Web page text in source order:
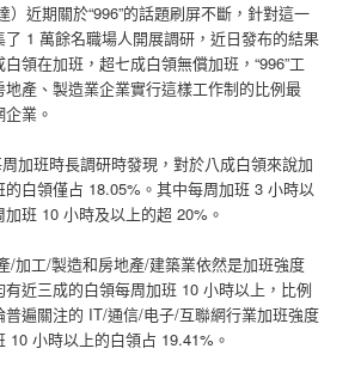
）近期關於“996”的話題刷屏不斷，針對這一
1 萬餘名職場人開展調研，近日發布的結果
領在加班，超七成白領無償加班，“996”工
產、製造業企業實行這樣工作制的比例最
業。
加班時長調研時發現，對於八成白領來說加
白領僅占 18.05%。其中每周加班 3 小時以
班 10 小時及以上的超 20%。
/加工/製造和房地產/建築業依然是加班強度
近三成的白領每周加班 10 小時以上，比例
遍關注的 IT/通信/电子/互聯網行業加班強度
10 小時以上的白領占 19.41%。